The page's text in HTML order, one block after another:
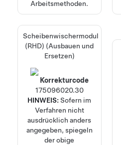
Arbeitsmethoden.
Scheibenwischermodul
(RHD) (Ausbauen und
Ersetzen)
Korrekturcode
175096020.30
HINWEIS:Sofern im
Verfahren nicht
ausdrücklich anders
angegeben, spiegeln
der obige